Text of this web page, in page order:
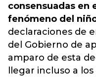
consensuadas en
fenómeno del
declaraciones de
del Gobierno de
amparo de esta
llegar incluso a